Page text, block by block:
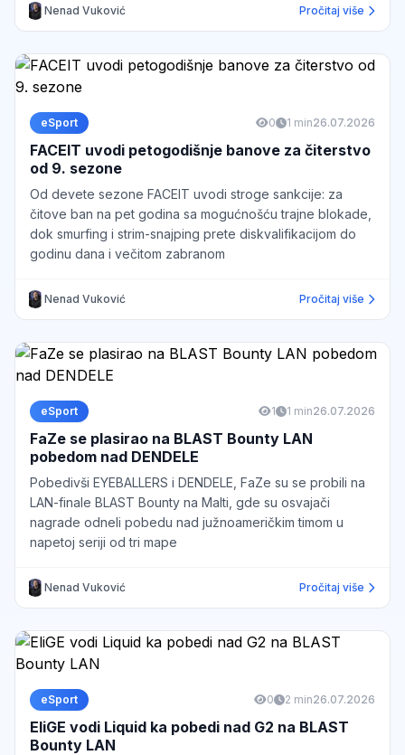
Nenad Vuković Pročitaj više
eSport 0 1 min26.07.2026
FACEIT uvodi petogodišnje banove za čiterstvo
od 9. sezone
Od devete sezone FACEIT uvodi stroge sankcije: za
čitove ban na pet godina sa mogućnošću trajne blokade,
dok smurfing i strim-snajping prete diskvalifikacijom do
godinu dana i večitom zabranom
Nenad Vuković Pročitaj više
eSport 1 1 min26.07.2026
FaZe se plasirao na BLAST Bounty LAN
pobedom nad DENDELE
Pobedivši EYEBALLERS i DENDELE, FaZe su se probili na
LAN-finale BLAST Bounty na Malti, gde su osvajači
nagrade odneli pobedu nad južnoameričkim timom u
napetoj seriji od tri mape
Nenad Vuković Pročitaj više
eSport 0 2 min26.07.2026
EliGE vodi Liquid ka pobedi nad G2 na BLAST
Bounty LAN